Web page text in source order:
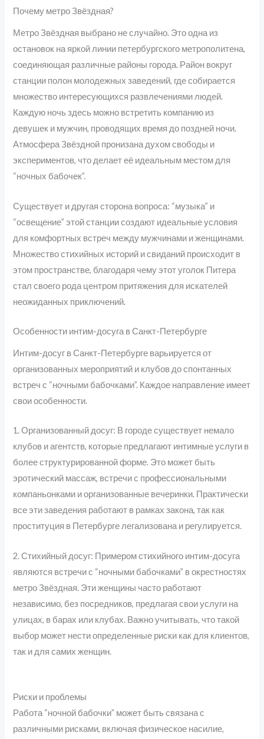
Почему метро Звёздная?
Метро Звёздная выбрано не случайно. Это одна из
остановок на яркой линии петербургского метрополитена,
соединяющая различные районы города. Район вокруг
станции полон молодежных заведений, где собирается
множество интересующихся развлечениями людей.
Каждую ночь здесь можно встретить компанию из
девушек и мужчин, проводящих время до поздней ночи.
Атмосфера Звёздной пронизана духом свободы и
экспериментов, что делает её идеальным местом для
“ночных бабочек”.
Существует и другая сторона вопроса: “музыка” и
“освещение” этой станции создают идеальные условия
для комфортных встреч между мужчинами и женщинами.
Множество стихийных историй и свиданий происходит в
этом пространстве, благодаря чему этот уголок Питера
стал своего рода центром притяжения для искателей
неожиданных приключений.
Особенности интим-досуга в Санкт-Петербурге
Интим-досуг в Санкт-Петербурге варьируется от
организованных мероприятий и клубов до спонтанных
встреч с “ночными бабочками”. Каждое направление имеет
свои особенности.
1. Организованный досуг: В городе существует немало
клубов и агентств, которые предлагают интимные услуги в
более структурированной форме. Это может быть
эротический массаж, встречи с профессиональными
компаньонками и организованные вечеринки. Практически
все эти заведения работают в рамках закона, так как
проституция в Петербурге легализована и регулируется.
2. Стихийный досуг: Примером стихийного интим-досуга
являются встречи с “ночными бабочками” в окрестностях
метро Звёздная. Эти женщины часто работают
независимо, без посредников, предлагая свои услуги на
улицах, в барах или клубах. Важно учитывать, что такой
выбор может нести определенные риски как для клиентов,
так и для самих женщин.
Риски и проблемы
Работа “ночной бабочки” может быть связана с
различными рисками, включая физическое насилие,